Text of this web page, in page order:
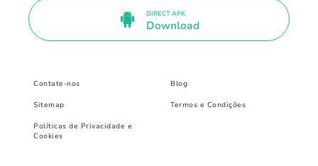
DIRECT APK
Download
Contate-nos Blog
Sitemap Termos e Condições
Políticas de Privacidade e
Cookies